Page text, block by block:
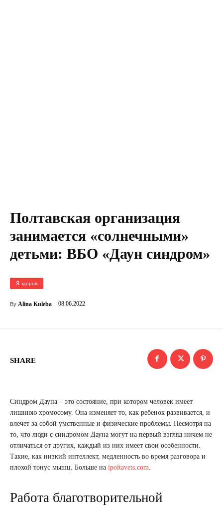
Полтавская организация
занимается «солнечными»
детьми: ВБО «Даун синдром»
Я здоров
By Alina Kuleba 08.06.2022
SHARE
Синдром Дауна – это состояние, при котором человек имеет
лишнюю хромосому. Она изменяет то, как ребенок развивается, и
влечет за собой умственные и физические проблемы. Несмотря на
то, что люди с синдромом Дауна могут на первый взгляд ничем не
отличаться от других, каждый из них имеет свои особенности.
Такие, как низкий интеллект, медленность во время разговора и
плохой тонус мышц. Больше на ipoltavets.com.
Работа благотворительной